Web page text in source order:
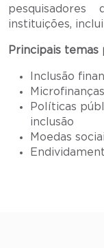
instituições,
Principais temas
Inclusão
Microfinanças
Políticas
inclusão
Moedas